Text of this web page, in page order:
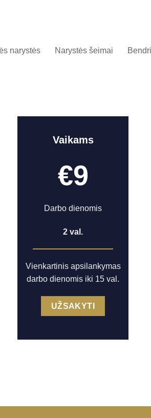
narystės Narystės šeimai
Vaikams
€9
Darbo dienomis
2 val.
Vienkartinis apsilankymas
darbo dienomis iki 15 val.
UŽSAKYTI